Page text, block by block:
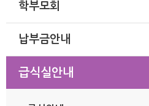
학부모회
납부금안내
급식실안내